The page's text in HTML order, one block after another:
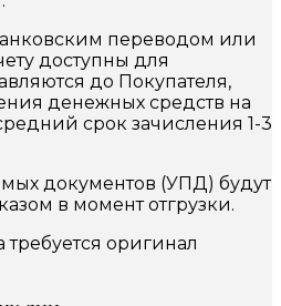
переводом или
доступны для
до Покупателя,
денежных средств на
срок зачисления 1-3
документов (УПД) будут
в момент отгрузки.
оригинал